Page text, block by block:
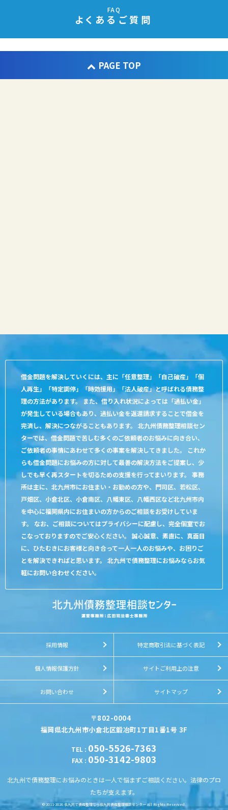
FAQ
よくあるご質問
PAGE TOP
借金問題を解決していくには、主に「任意整理」「自己破産」「個
人再生」「特定調停」「時効援用」「法人破産」と呼ばれる債務整
理の方法があります。 また、借り入れ状況によっては「過払い金」
が発生している場合もあり、過払い金を返還請求することで借金を
完済し、解決につながることもあります。 北九州債務整理相談セン
ターでは、借金問題で苦しむ多くのご依頼者のお悩みに向き合い、
ご依頼者の事情にあわせて多くの事案を解決してきました。 これか
らも借金問題にお悩みの方に対して最善の解決方法をご提案し、少
しでも早く再スタートを切るための支援を行ってまいります。 事務
所は主に、北九州市にお住まい・お勤めの方や、門司区、若松区、
戸畑区、小倉北区、小倉南区、八幡東区、八幡西区など北九州市内
を中心に福岡県内にお住まいの方からのご相談をお受けしていま
す。 なお、ご相談についてはプライバシーに配慮し、完全個室でお
こなっておりますのでご安心ください。 誠心誠意、素直に、真面目
に、ひたむきにお客様と向き合って一人一人のお悩みや、お困りご
とを解決できればと思います。 北九州で債務整理にお悩みならお気
軽にお問い合わせください。
採用情報 特定商取引法に基づく表記
個人情報保護方針 サイトご利用上の注意
お問い合わせ サイトマップ
〒802-0004
福岡県北九州市小倉北区鍛冶町1丁目1番1号 3F
TEL : 050-5526-7363
FAX : 050-3142-9803
北九州で債務整理にお悩みのときは一人で悩まずご相談ください。法律のプロ
たちが支えます。
© 2011-2026 北九州で債務整理なら北九州債務整理相談センターAll Rights Reserved.